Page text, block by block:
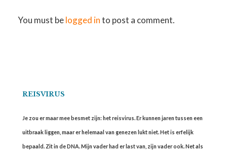
You must belogged into post a comment.
REISVIRUS
Je zou er maar mee besmet zijn: het reisvirus. Er kunnen jaren tussen een
uitbraak liggen, maar er helemaal van genezen lukt niet. Het is erfelijk
bepaald. Zit in de DNA. Mijn vader had er last van, zijn vader ook. Net als